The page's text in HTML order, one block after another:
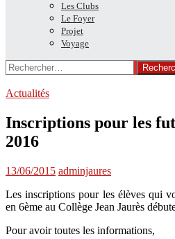
Les Clubs
Le Foyer
Projet
Voyage
Rechercher :
Actualités
Inscriptions pour les
2016
13/06/2015 adminjaures
Les inscriptions pour les élèves qui
en 6ème au Collège Jean Jaurès
Pour avoir toutes les informations,